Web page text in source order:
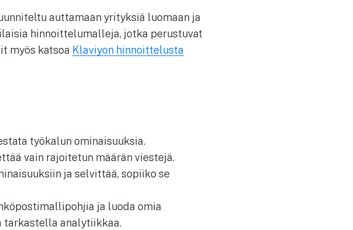
auttamaan yrityksiä luomaan ja
hinnoittelumalleja, jotka perustuvat
myös katsoa Klaviyon hinnoittelusta
työkalun ominaisuuksia.
vain rajoitetun määrän viestejä.
ja selvittää, sopiiko se
ja luoda omia
tarkastella analytiikkaa.